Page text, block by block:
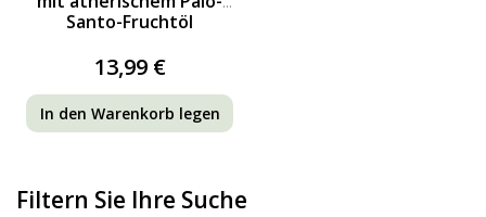
Santo-Fruchtöl
13,99 €
In den Warenkorb legen
Filtern Sie Ihre Suche